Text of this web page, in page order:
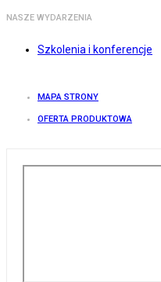
NASZE WYDARZENIA
Szkolenia i konferencje
MAPA STRONY
OFERTA PRODUKTOWA